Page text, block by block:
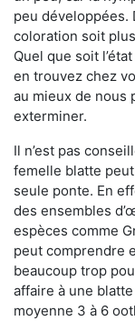
peu développées.
coloration soit
Quel que soit
en trouvez chez
au mieux de nous
exterminer.
Il n’est pas
femelle blatte
seule ponte. En
des ensembles
espèces comme
peut comprendre
beaucoup trop
affaire à une
moyenne 3 à 6